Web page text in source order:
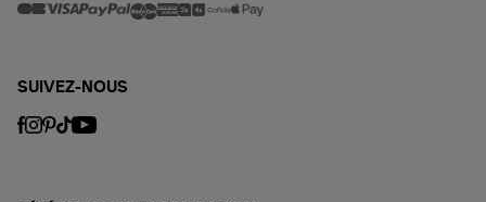
SUIVEZ-NOUS